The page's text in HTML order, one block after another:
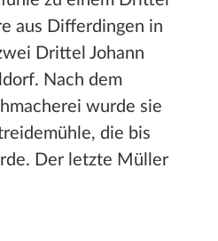
aus Differdingen in
Drittel Johann
Nach dem
wurde sie
die bis
Der letzte Müller